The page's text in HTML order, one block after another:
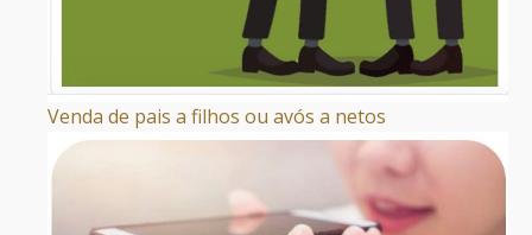
Venda de pais a filhos ou avós a netos